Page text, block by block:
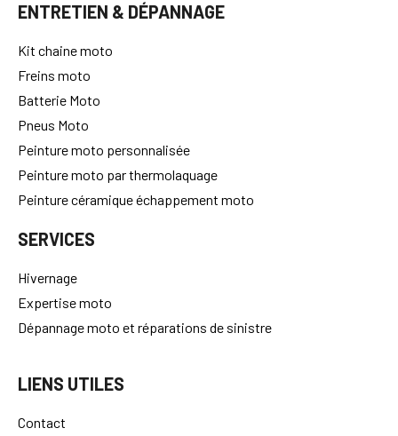
ENTRETIEN & DÉPANNAGE
Kit chaine moto
Freins moto
Batterie Moto
Pneus Moto
Peinture moto personnalisée
Peinture moto par thermolaquage
Peinture céramique échappement moto
SERVICES
Hivernage
Expertise moto
Dépannage moto et réparations de sinistre
LIENS UTILES
Contact